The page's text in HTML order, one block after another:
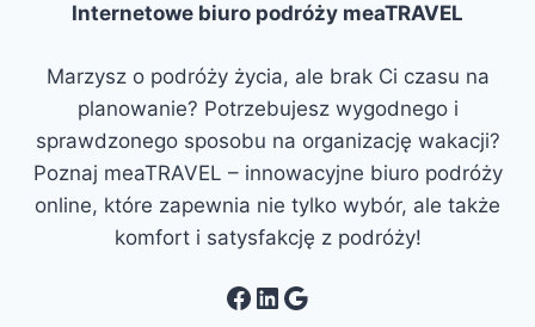
Internetowe biuro podróży meaTRAVEL
Marzysz o podróży życia, ale brak Ci czasu na
planowanie? Potrzebujesz wygodnego i
sprawdzonego sposobu na organizację wakacji?
Poznaj meaTRAVEL – innowacyjne biuro podróży
online, które zapewnia nie tylko wybór, ale także
komfort i satysfakcję z podróży!
Facebook
LinkedIn
Google